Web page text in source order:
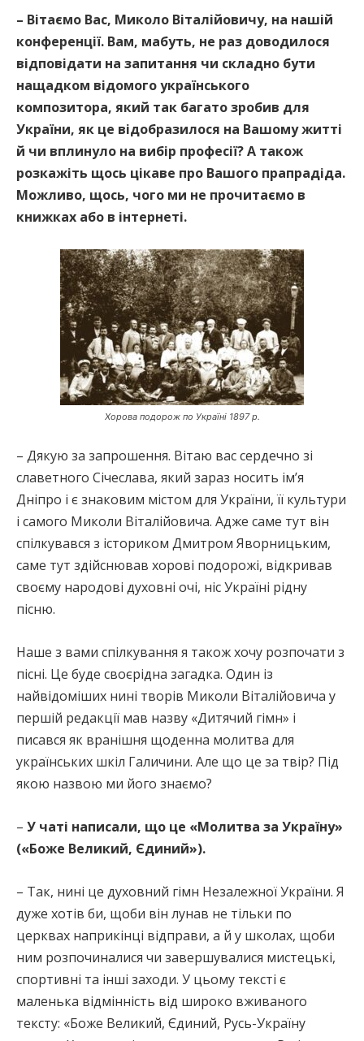
– Вітаємо Вас, Миколо Віталійовичу, на нашій
конференції. Вам, мабуть, не раз доводилося
відповідати на запитання чи складно бути
нащадком відомого українського
композитора, який так багато зробив для
України, як це відобразилося на Вашому житті
й чи вплинуло на вибір професії? А також
розкажіть щось цікаве про Вашого прапрадіда.
Можливо, щось, чого ми не прочитаємо в
книжках або в інтернеті.
Хорова подорож по Україні 1897 р.
– Дякую за запрошення. Вітаю вас сердечно зі
славетного Січеслава, який зараз носить ім’я
Дніпро і є знаковим містом для України, її культури
і самого Миколи Віталійовича. Адже саме тут він
спілкувався з істориком Дмитром Яворницьким,
саме тут здійснював хорові подорожі, відкривав
своєму народові духовні очі, ніс Україні рідну
пісню.
Наше з вами спілкування я також хочу розпочати з
пісні. Це буде своєрідна загадка. Один із
найвідоміших нині творів Миколи Віталійовича у
першій редакції мав назву «Дитячий гімн» і
писався як вранішня щоденна молитва для
українських шкіл Галичини. Але що це за твір? Під
якою назвою ми його знаємо?
– У чаті написали, що це «Молитва за Україну»
(«Боже Великий, Єдиний»).
– Так, нині це духовний гімн Незалежної України. Я
дуже хотів би, щоби він лунав не тільки по
церквах наприкінці відправи, а й у школах, щоби
ним розпочиналися чи завершувалися мистецькі,
спортивні та інші заходи. У цьому тексті є
маленька відмінність від широко вживаного
тексту: «Боже Великий, Єдиний, Русь-Україну